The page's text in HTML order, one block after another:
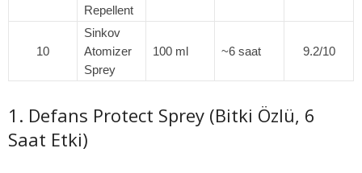
Repellent
10
Sinkov
Atomizer
Sprey
100 ml ~6 saat 9.2/10
1. Defans Protect Sprey (Bitki Özlü, 6
Saat Etki)